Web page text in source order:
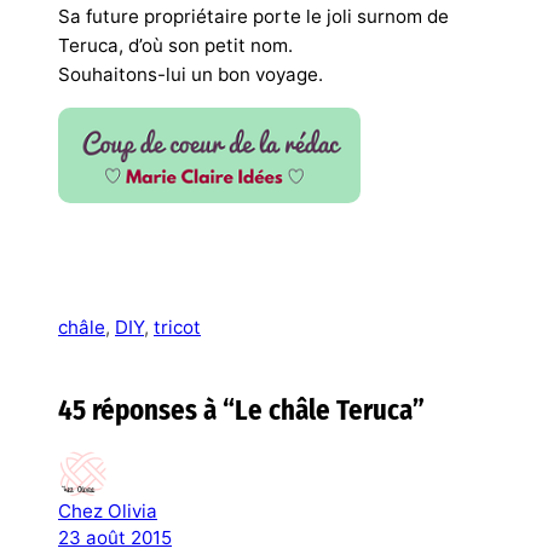
Sa future propriétaire porte le joli surnom de
Teruca, d’où son petit nom.
Souhaitons-lui un bon voyage.
châle, DIY, tricot
45 réponses à “Le châle Teruca”
Chez Olivia
23 août 2015